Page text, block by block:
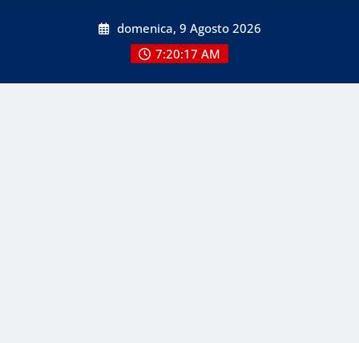
domenica, 9 Agosto 2026
7:20:17 AM